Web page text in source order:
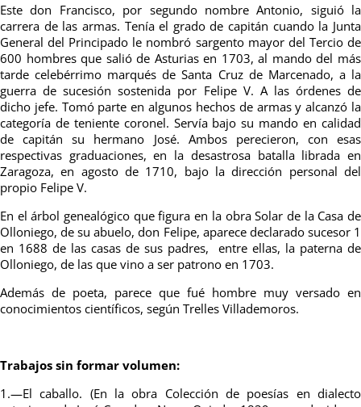
Este don Francisco, por segundo nombre Antonio, siguió la
carrera de las armas. Tenía el grado de capitán cuando la Junta
General del Principado le nombró sargento mayor del Tercio de
600 hombres que salió de Asturias en 1703, al mando del más
tarde celebérrimo marqués de Santa Cruz de Marcenado, a la
guerra de sucesión sostenida por Felipe V. A las órdenes de
dicho jefe. Tomó parte en algunos hechos de armas y alcanzó la
categoría de teniente coronel. Servía bajo su mando en calidad
de capitán su hermano José. Ambos perecieron, con esas
respectivas graduaciones, en la desastrosa batalla librada en
Zaragoza, en agosto de 1710, bajo la dirección personal del
propio Felipe V.
En el árbol genealógico que figura en la obra Solar de la Casa de
Olloniego, de su abuelo, don Felipe, aparece declarado sucesor 1
en 1688 de las casas de sus padres, entre ellas, la paterna de
Olloniego, de las que vino a ser patrono en 1703.
Además de poeta, parece que fué hombre muy versado en
conocimientos científicos, según Trelles Villademoros.
Trabajos sin formar volumen:
1.—El caballo. (En la obra Colección de poesías en dialecto